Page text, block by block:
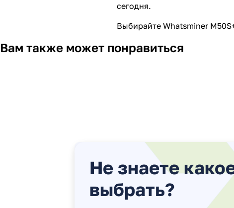
сегодня.
Выбирайте Whatsminer
Вам также может понравиться
Не знаете
выбрать?